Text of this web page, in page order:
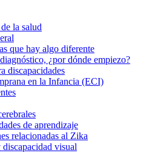
la salud
que hay algo diferente
¿por dónde empiezo?
discapacidades
en la Infancia (ECI)
de aprendizaje
relacionadas al Zika
discapacidad visual